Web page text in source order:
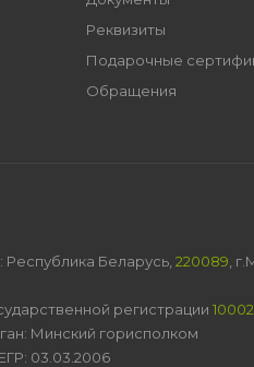
Реквизиты
Подарочные
Обращения
Беларусь, 220089 ,
регистрации
Минский горисполком
03.03.2006